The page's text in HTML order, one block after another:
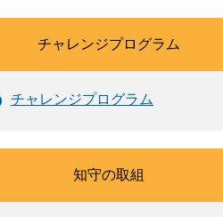
チャレンジプログラム
チャレンジプログラム
知守の取組